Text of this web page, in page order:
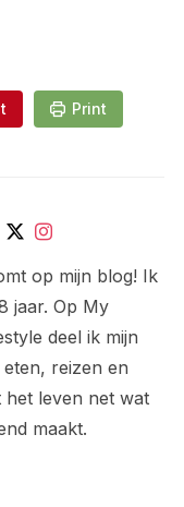
Print
op mijn blog! Ik
jaar. Op My
deel ik mijn
reizen en
het leven net wat
maakt.